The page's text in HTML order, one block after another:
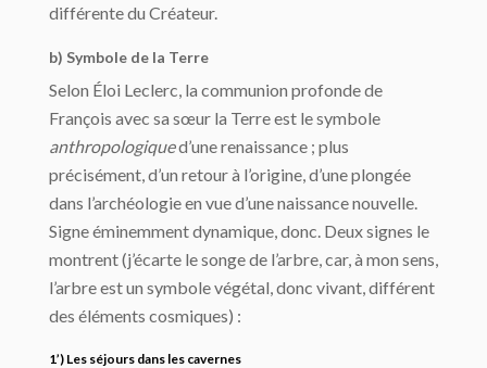
différente du Créateur.
b) Symbole de la Terre
Selon Éloi Leclerc, la communion profonde de
François avec sa sœur la Terre est le symbole
anthropologiqued’une renaissance ; plus
précisément, d’un retour à l’origine, d’une plongée
dans l’archéologie en vue d’une naissance nouvelle.
Signe éminemment dynamique, donc. Deux signes le
montrent (j’écarte le songe de l’arbre, car, à mon sens,
l’arbre est un symbole végétal, donc vivant, différent
des éléments cosmiques) :
1’) Les séjours dans les cavernes